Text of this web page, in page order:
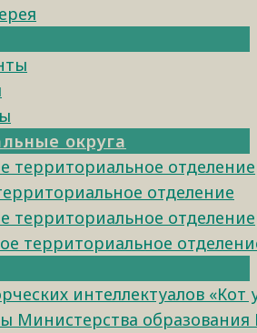
округа
территориальное отделение
отделение
территориальное отделение
территориальное
интеллектуалов «Кот
Министерства образования